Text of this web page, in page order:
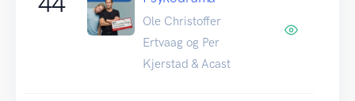
Ole Christoffer
Ertvaag og Per
Kjerstad & Acast